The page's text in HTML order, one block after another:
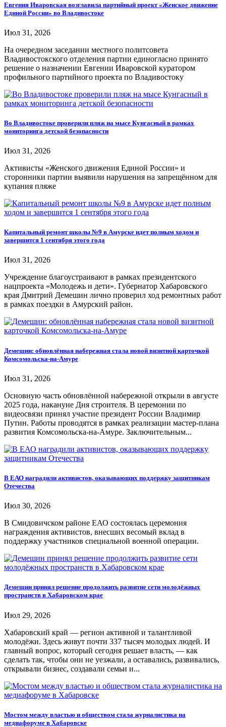
Евгения Иваровская возглавила партийный проект «Женское движение
Единой России» во Владивостоке
Июл 31, 2026
На очередном заседании местного политсовета
Владивостокского отделения партии единогласно принято
решение о назначении Евгении Иваровской куратором
профильного партийного проекта по Владивостоку
Во Владивостоке проверили пляж на мысе Кунгасный в рамках
мониторинга детской безопасности
Июл 31, 2026
Активисты «Женского движения Единой России» и
сторонники партии выявили нарушения на запрещённом для
купания пляже
Капитальный ремонт школы №9 в Амурске идет полным ходом и
завершится 1 сентября этого года
Июл 31, 2026
Учреждение благоустраивают в рамках президентского
нацпроекта «Молодежь и дети». Губернатор Хабаровского
края Дмитрий Демешин лично проверил ход ремонтных работ
в рамках поездки в Амурский район.
Демешин: обновлённая набережная стала новой визитной карточкой
Комсомольска-на-Амуре
Июл 31, 2026
Основную часть обновлённой набережной открыли в августе
2025 года, накануне Дня строителя. В церемонии по
видеосвязи принял участие президент России Владимир
Путин. Работы проводятся в рамках реализации мастер-плана
развития Комсомольска-на-Амуре. Заключительным...
В ЕАО наградили активистов, оказывающих поддержку защитникам
Отечества
Июл 30, 2026
В Смидовичском районе ЕАО состоялась церемония
награждения активистов, внесших весомый вклад в
поддержку участников специальной военной операции.
Демешин принял решение продолжить развитие сети молодёжных
пространств в Хабаровском крае
Июл 29, 2026
Хабаровский край — регион активной и талантливой
молодёжи. Здесь живут почти 337 тысяч молодых людей. И
главный вопрос, который сегодня решает власть, — как
сделать так, чтобы они не уезжали, а оставались, развивались,
открывали бизнес, создавали семьи и...
Мостом между властью и обществом стала журналистика на
медиафоруме в Хабаровске